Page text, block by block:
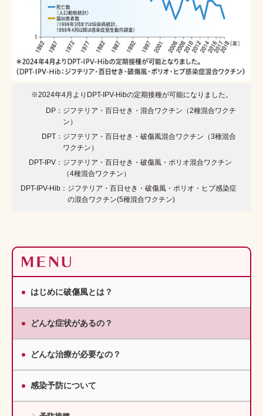
※2024年4月よりDPT-IPV-Hibの定期接種が可能になりました。
DP： ジフテリア・百日せき・混合ワクチン（2種混合ワクチ
ン）
DPT： ジフテリア・百日せき・破傷風混合ワクチン（3種混合
ワクチン）
DPT-IPV： ジフテリア・百日せき・破傷風・ポリオ混合ワクチン
（4種混合ワクチン）
DPT-IPV-Hib： ジフテリア・百日せき・破傷風・ポリオ・ヒブ感染症
の混合ワクチン(5種混合ワクチン)
はじめに破傷風とは？
どんな症状があるの？
どんな治療が必要なの？
感染予防について